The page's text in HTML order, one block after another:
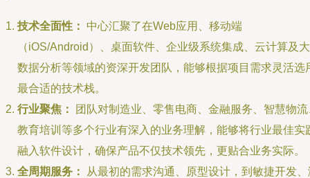
技术全面性：
中心汇聚了在Web应用、移动端
（iOS/Android）、桌面软件、企业级系统集成、云计算及大
数据分析等领域的资深开发团队，能够根据项目需求灵活选
最合适的技术栈。
行业聚焦：
团队对制造业、零售电商、金融服务、智慧物流
教育培训等多个行业有深入的业务理解，能够将行业最佳实
融入软件设计，确保产品不仅技术领先，更贴合业务实际。
全周期服务：
从最初的需求沟通、原型设计，到敏捷开发、